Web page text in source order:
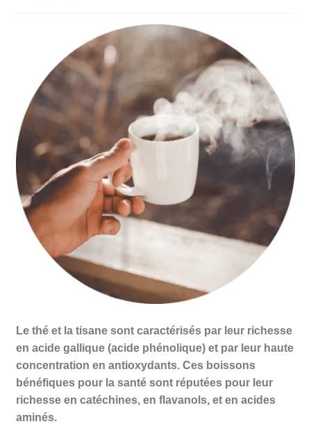
Le thé et la tisane sont caractérisés par leur richesse
en acide gallique (acide phénolique) et par leur haute
concentration en antioxydants. Ces boissons
bénéfiques pour la santé sont réputées pour leur
richesse en catéchines, en flavanols, et en acides
aminés.